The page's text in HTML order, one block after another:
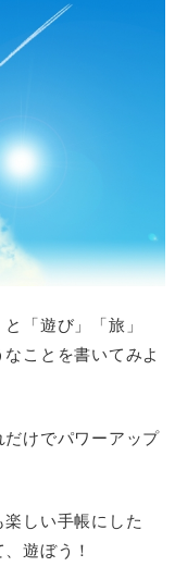
「遊び」「旅」
ことを書いてみよ
けでパワーアップ
楽しい手帳にした
遊ぼう！